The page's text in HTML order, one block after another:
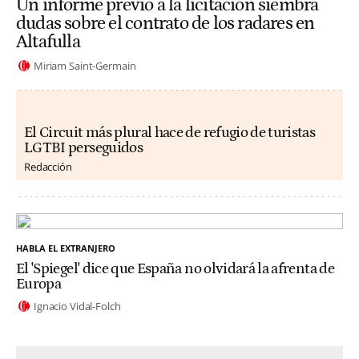
Un informe previo a la licitación siembra
dudas sobre el contrato de los radares en
Altafulla
Miriam Saint-Germain
El Circuit más plural hace de refugio de turistas
LGTBI perseguidos
Redacción
HABLA EL EXTRANJERO
El 'Spiegel' dice que España no olvidará la afrenta de
Europa
Ignacio Vidal-Folch